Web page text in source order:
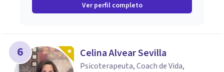
Ver perfil completo
6 Celina Alvear Sevilla
Psicoterapeuta, Coach de Vida,